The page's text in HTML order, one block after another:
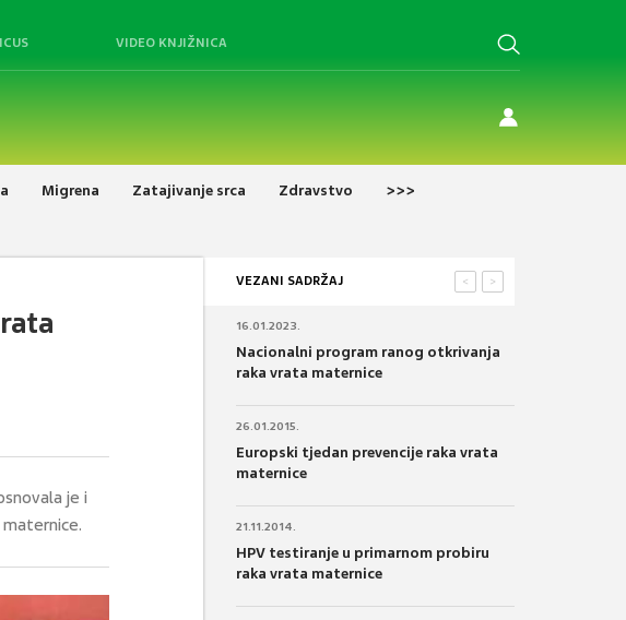
VIDEO KNJIŽNICA
Migrena Zatajivanje srca Zdravstvo >>>
je i
VEZANI SADRŽAJ >
<
16.01.2023.
Nacionalni program ranog otkrivanja
raka vrata maternice
26.01.2015.
Europski tjedan prevencije raka vrata
maternice
21.11.2014.
HPV testiranje u primarnom probiru
raka vrata maternice